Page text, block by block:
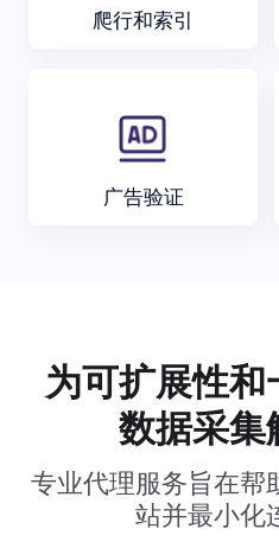
爬行和索引
广告验证
为可扩展性
数据采集
专业代理服务旨在帮
站并最小化